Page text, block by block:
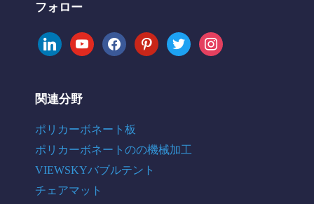
フォロー
linkedinyoutubefacebookpinteresttwitter instagram
関連分野
ポリカーボネート板
ポリカーボネートのの機械加工
VIEWSKYバブルテント
チェアマット